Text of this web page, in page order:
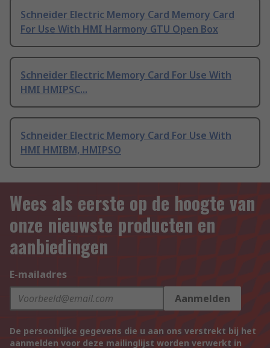
Schneider Electric Memory Card Memory Card
For Use With HMI Harmony GTU Open Box
Schneider Electric Memory Card For Use With
HMI HMIPSC...
Schneider Electric Memory Card For Use With
HMI HMIBM, HMIPSO
Wees als eerste op de hoogte van
onze nieuwste producten en
aanbiedingen
E-mailadres
Aanmelden
De persoonlijke gegevens die u aan ons verstrekt bij het
aanmelden voor deze mailinglijst worden verwerkt in